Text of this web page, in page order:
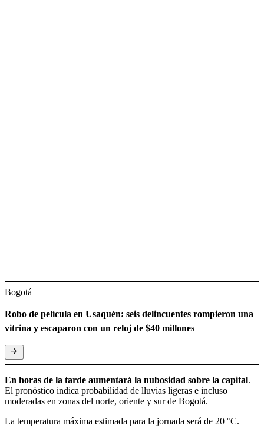
Bogotá
Robo de película en Usaquén: seis delincuentes rompieron una
vitrina y escaparon con un reloj de $40 millones
En horas de la tarde aumentará la nubosidad sobre la capital.
El pronóstico indica probabilidad de lluvias ligeras e incluso
moderadas en zonas del norte, oriente y sur de Bogotá.
La temperatura máxima estimada para la jornada será de 20 °C.